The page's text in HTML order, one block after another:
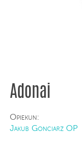
Adonai
Opiekun:
Jakub Gonciarz OP